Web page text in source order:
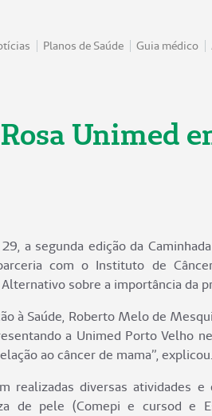
Planos de Saúde Guia médico
Unimed
a segunda edição da
com o Instituto de
sobre a importância da
à Saúde, Roberto Melo de
a Unimed Porto Velho
ao câncer de mama”, explicou.
realizadas diversas
de pele (Comepi e cursod e